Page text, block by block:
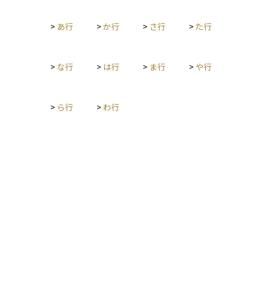
> あ行 >か行 > さ行 > た行
> な行 > は行 > ま行 > や行
> ら行 > わ行